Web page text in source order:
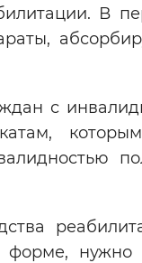
Повторить
В
с
форме, нужно